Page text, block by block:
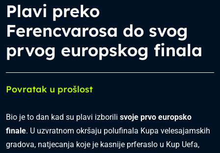
Plavi preko
Ferencvarosa do svog
prvog europskog finala
Povratak u prošlost
Bio je to dan kad su plavi izborili svoje prvo europsko
finale. U uzvratnom okršaju polufinala Kupa velesajamskih
gradova, natjecanja koje je kasnije prferaslo u Kup Uefa,